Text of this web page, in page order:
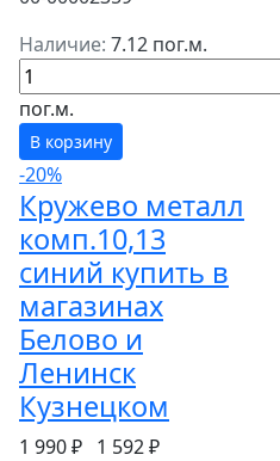
Наличие: 7.12 пог.м.
пог.м.
В корзину
-20%
Кружево металл
комп.10,13
синий купить в
магазинах
Белово и
Ленинск
Кузнецком
1 990 ₽ 1 592 ₽